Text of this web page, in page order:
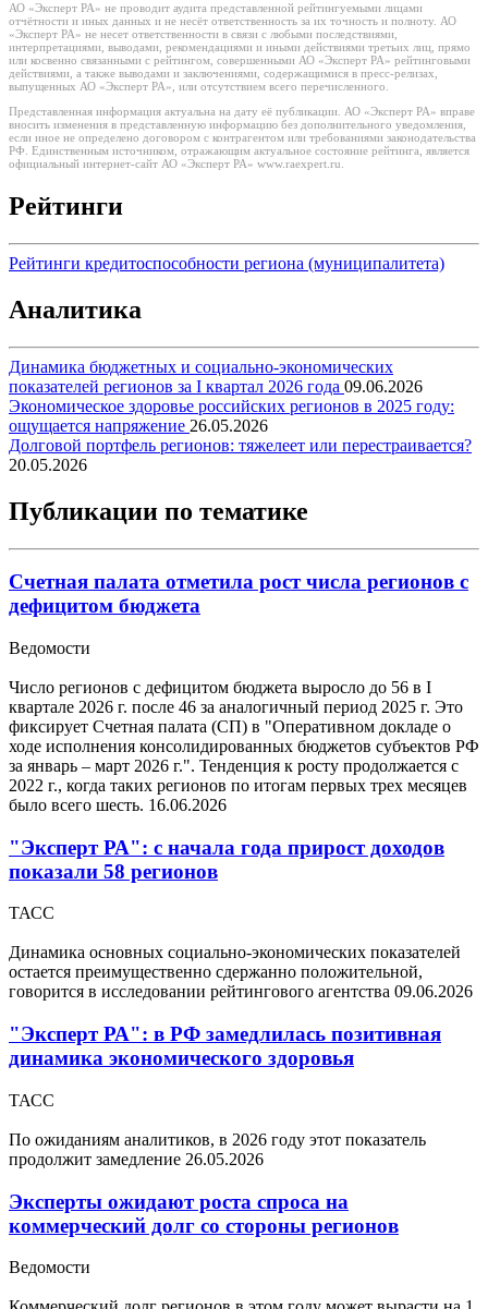
АО «Эксперт РА» не проводит аудита представленной рейтингуемыми лицами
отчётности и иных данных и не несёт ответственность за их точность и полноту. АО
«Эксперт РА» не несет ответственности в связи с любыми последствиями,
интерпретациями, выводами, рекомендациями и иными действиями третьих лиц, прямо
или косвенно связанными с рейтингом, совершенными АО «Эксперт РА» рейтинговыми
действиями, а также выводами и заключениями, содержащимися в пресс-релизах,
выпущенных АО «Эксперт РА», или отсутствием всего перечисленного.
Представленная информация актуальна на дату её публикации. АО «Эксперт РА» вправе
вносить изменения в представленную информацию без дополнительного уведомления,
если иное не определено договором с контрагентом или требованиями законодательства
РФ. Единственным источником, отражающим актуальное состояние рейтинга, является
официальный интернет-сайт АО «Эксперт РА» www.raexpert.ru.
Рейтинги
Рейтинги кредитоспособности региона (муниципалитета)
Аналитика
Динамика бюджетных и социально-экономических
показателей регионов за I квартал 2026 года 09.06.2026
Экономическое здоровье российских регионов в 2025 году:
ощущается напряжение 26.05.2026
Долговой портфель регионов: тяжелеет или перестраивается?
20.05.2026
Публикации по тематике
Счетная палата отметила рост числа регионов с
дефицитом бюджета
Ведомости
Число регионов с дефицитом бюджета выросло до 56 в I
квартале 2026 г. после 46 за аналогичный период 2025 г. Это
фиксирует Счетная палата (СП) в "Оперативном докладе о
ходе исполнения консолидированных бюджетов субъектов РФ
за январь – март 2026 г.". Тенденция к росту продолжается с
2022 г., когда таких регионов по итогам первых трех месяцев
было всего шесть. 16.06.2026
"Эксперт РА": с начала года прирост доходов
показали 58 регионов
ТАСС
Динамика основных социально-экономических показателей
остается преимущественно сдержанно положительной,
говорится в исследовании рейтингового агентства 09.06.2026
"Эксперт РА": в РФ замедлилась позитивная
динамика экономического здоровья
ТАСС
По ожиданиям аналитиков, в 2026 году этот показатель
продолжит замедление 26.05.2026
Эксперты ожидают роста спроса на
коммерческий долг со стороны регионов
Ведомости